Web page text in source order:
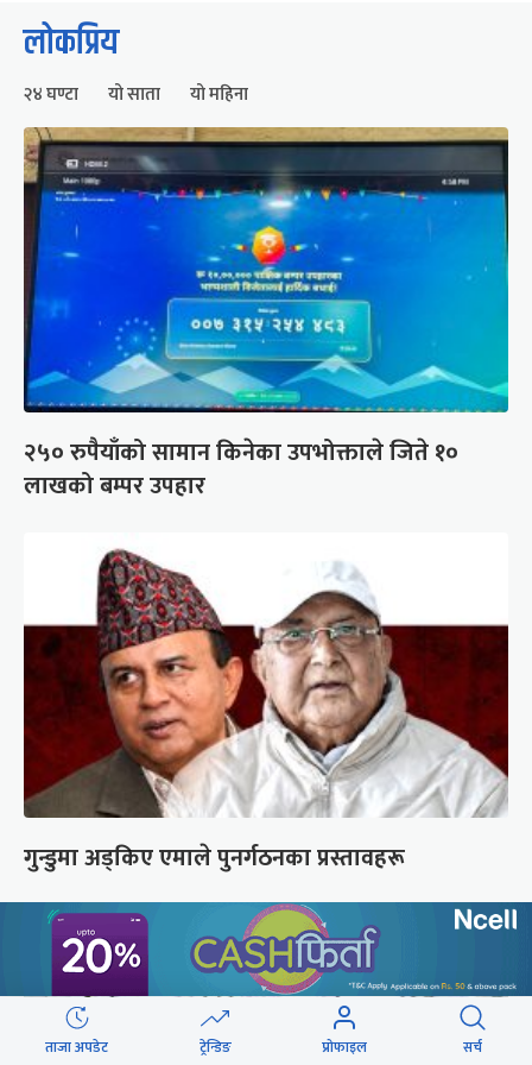
लोकप्रिय
२४ घण्टा यो साता यो महिना
२५० रुपैयाँको सामान किनेका उपभोक्ताले जिते १०
लाखको बम्पर उपहार
गुन्डुमा अड्किए एमाले पुनर्गठनका प्रस्तावहरू
ताजा अपडेट ट्रेन्डिङ प्रोफाइल सर्च